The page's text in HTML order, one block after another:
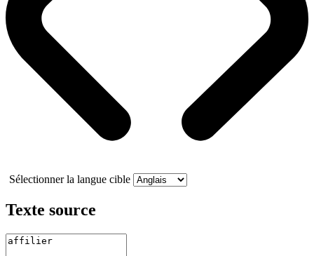
Sélectionner la langue cible
Texte source